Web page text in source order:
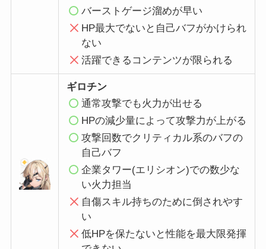
バーストゲージ溜めが早い
HP最大でないと自己バフがかけられ
ない
活躍できるコンテンツが限られる
ギロチン
通常攻撃でも火力が出せる
HPの減少量によって攻撃力が上がる
攻撃回数でクリティカル系のバフの
自己バフ
企業タワー(エリシオン)での数少な
い火力担当
自傷スキル持ちのために倒されやす
い
低HPを保たないと性能を最大限発揮